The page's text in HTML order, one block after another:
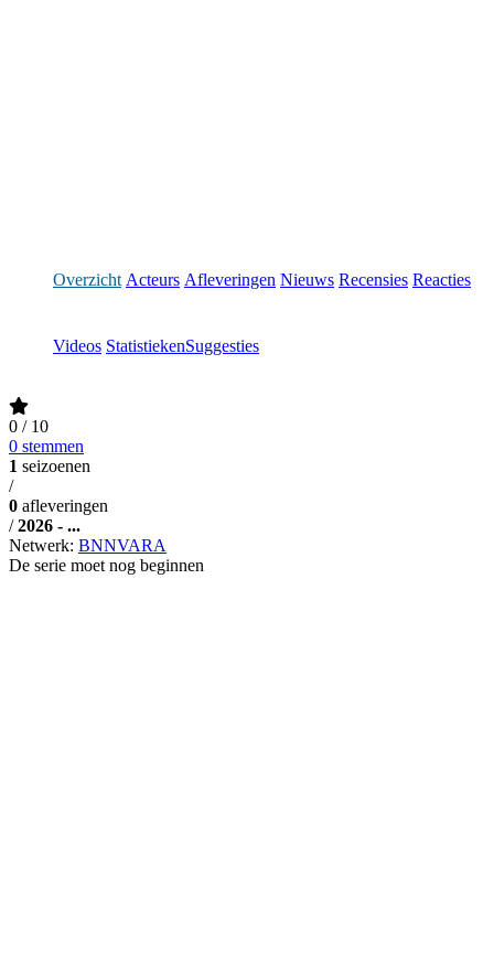
Overzicht Acteurs Afleveringen Nieuws Recensies Reacties
Videos StatistiekenSuggesties
0 / 10
0 stemmen
1 seizoenen
/
0 afleveringen
/ 2026 - ...
Netwerk: BNNVARA
De serie moet nog beginnen